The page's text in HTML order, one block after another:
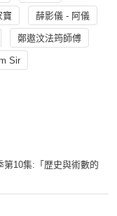
寶 薛影儀 - 阿儀
鄭遨汶法筠師傅
Sir
第10集:「歴史與術數的